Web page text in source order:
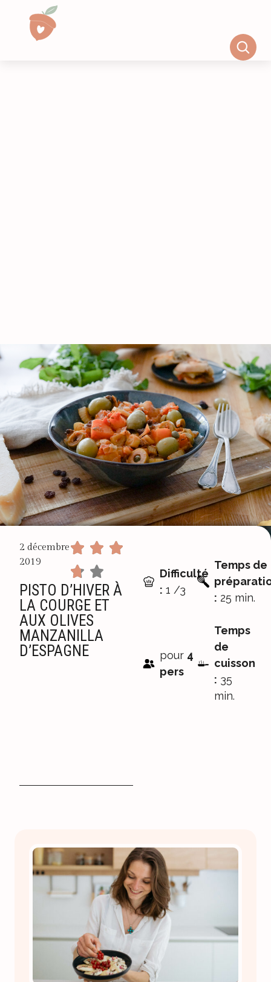
2 décembre
2019
PISTO D’HIVER À
LA COURGE ET
AUX OLIVES
MANZANILLA
D’ESPAGNE
Difficulté
: 1 /3
Temps de
: 25 min.
pour 4
pers
Temps
de
cuisson
: 35
min.